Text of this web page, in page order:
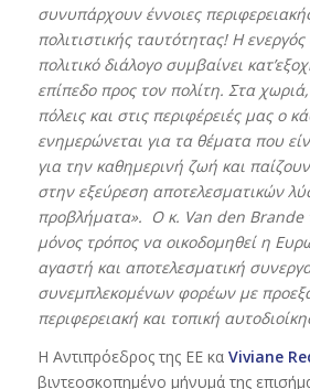
συνυπάρχουν έννοιες
πολιτιστικής ταυτότητας! Η
πολιτικό διάλογο συμβαίνει
επίπεδο προς τον πολίτη. Στα
πόλεις και στις περιφέρειές μας ο
ενημερώνεται για τα θέματα που
για την καθημερινή ζωή και
στην εξεύρεση αποτελεσματικών
προβλήματα». Ο κ. Van den Brande
μόνος τρόπος να οικοδομηθεί η
αγαστή και αποτελεσματική
συνεμπλεκομένων φορέων με
περιφερειακή και τοπική
Η Αντιπρόεδρος της ΕΕ κα Viviane
βιντεοσκοπημένο μήνυμά της